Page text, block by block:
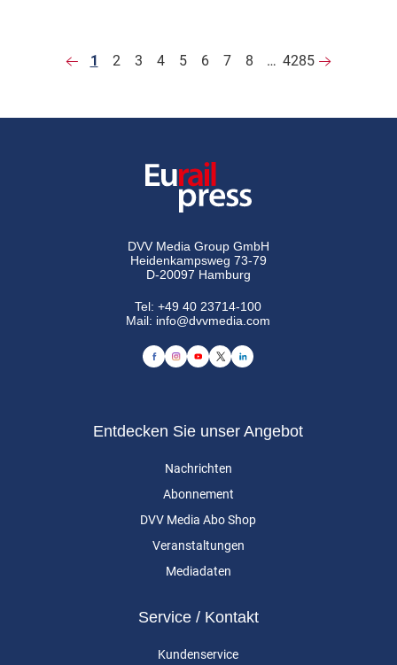
1 2 3 4 5 6 7 8 … 4285
DVV Media Group GmbH
Heidenkampsweg 73-79
D-20097 Hamburg
Tel:+49 40 23714-100
Mail: info@dvvmedia.com
Entdecken Sie unser Angebot
Nachrichten
Abonnement
DVV Media Abo Shop
Veranstaltungen
Mediadaten
Service / Kontakt
Kundenservice